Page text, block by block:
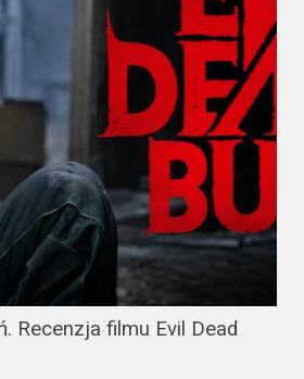
Recenzja filmu Evil Dead